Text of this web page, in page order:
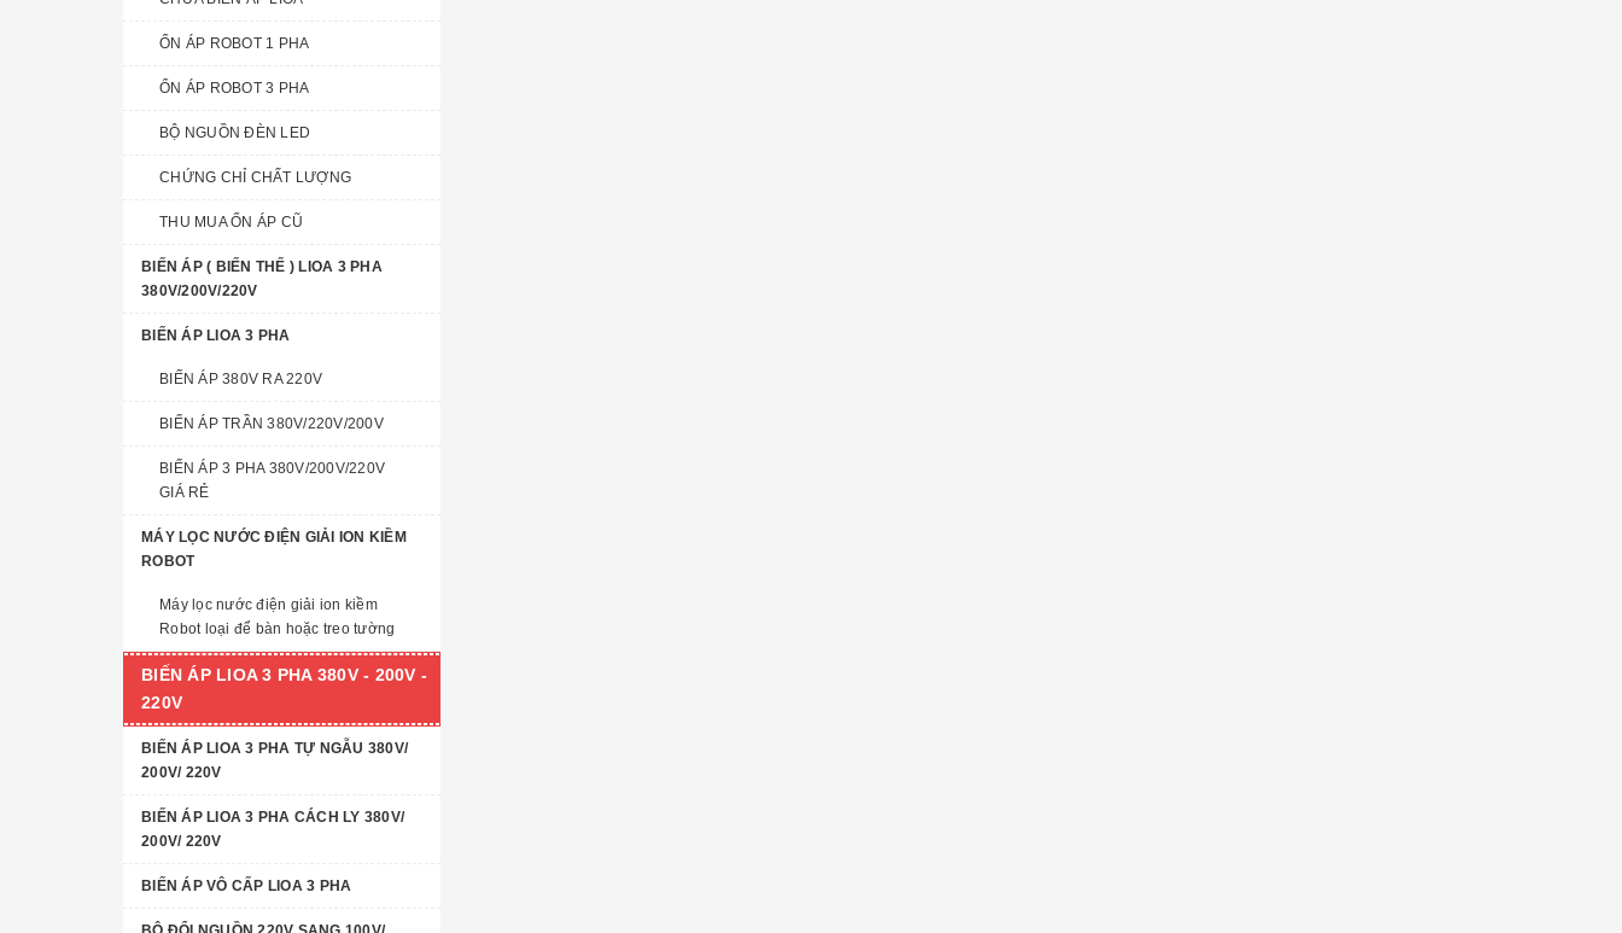
ỔN ÁP ROBOT 1 PHA
ỔN ÁP ROBOT 3 PHA
BỘ NGUỒN ĐÈN LED
CHỨNG CHỈ CHẤT LƯỢNG
THU MUA ỔN ÁP CŨ
BIẾN ÁP ( BIẾN THẾ ) LIOA 3 PHA
380V/200V/220V
BIẾN ÁP LIOA 3 PHA
BIẾN ÁP 380V RA 220V
BIẾN ÁP TRẦN 380V/220V/200V
BIẾN ÁP 3 PHA 380V/200V/220V
GIÁ RẺ
MÁY LỌC NƯỚC ĐIỆN GIẢI ION KIỀM
ROBOT
Máy lọc nước điện giải ion kiềm
Robot loại để bàn hoặc treo tường
BIẾN ÁP LIOA 3 PHA 380V - 200V -
220V
BIẾN ÁP LIOA 3 PHA TỰ NGẪU 380V/
200V/ 220V
BIẾN ÁP LIOA 3 PHA CÁCH LY 380V/
200V/ 220V
BIẾN ÁP VÔ CẤP LIOA 3 PHA